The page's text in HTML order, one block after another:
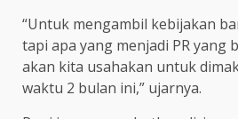
“Untuk mengambil kebijakan
tapi apa yang menjadi PR yang
akan kita usahakan untuk
waktu 2 bulan ini,” ujarnya.